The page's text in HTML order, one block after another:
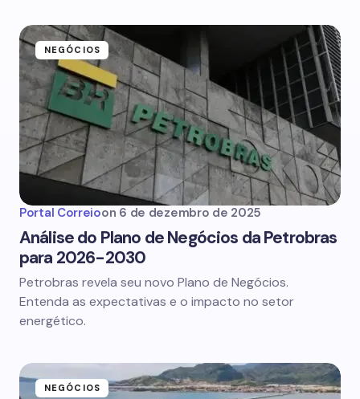
NEGÓCIOS
Portal Correioon 6 de dezembro de 2025
Análise do Plano de Negócios da Petrobras
para 2026-2030
Petrobras revela seu novo Plano de Negócios.
Entenda as expectativas e o impacto no setor
energético.
NEGÓCIOS